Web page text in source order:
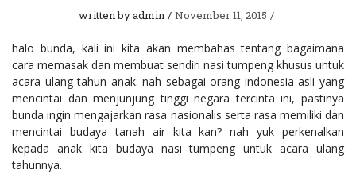
written byadmin November 11, 2015
halo bunda, kali ini kita akan membahas tentang bagaimana
cara memasak dan membuat sendiri nasi tumpeng khusus untuk
acara ulang tahun anak. nah sebagai orang indonesia asli yang
mencintai dan menjunjung tinggi negara tercinta ini, pastinya
bunda ingin mengajarkan rasa nasionalis serta rasa memiliki dan
mencintai budaya tanah air kita kan? nah yuk perkenalkan
kepada anak kita budaya nasi tumpeng untuk acara ulang
tahunnya.